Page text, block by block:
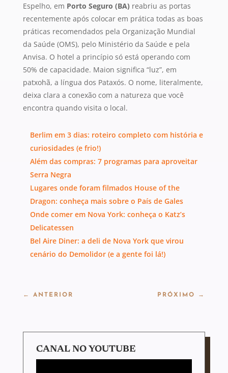
Espelho, em Porto Seguro (BA) reabriu as portas
recentemente após colocar em prática todas as boas
práticas recomendados pela Organização Mundial
da Saúde (OMS), pelo Ministério da Saúde e pela
Anvisa. O hotel a princípio só está operando com
50% de capacidade. Maion significa “luz”, em
patxohã, a língua dos Pataxós. O nome, literalmente,
deixa clara a conexão com a natureza que você
encontra quando visita o local.
Berlim em 3 dias: roteiro completo com história e
curiosidades (e frio!)
Além das compras: 7 programas para aproveitar
Serra Negra
Lugares onde foram filmados House of the
Dragon: conheça mais sobre o País de Gales
Onde comer em Nova York: conheça o Katz’s
Delicatessen
Bel Aire Diner: a deli de Nova York que virou
cenário do Demolidor (e a gente foi lá!)
← ANTERIOR PRÓXIMO →
CANAL NO YOUTUBE